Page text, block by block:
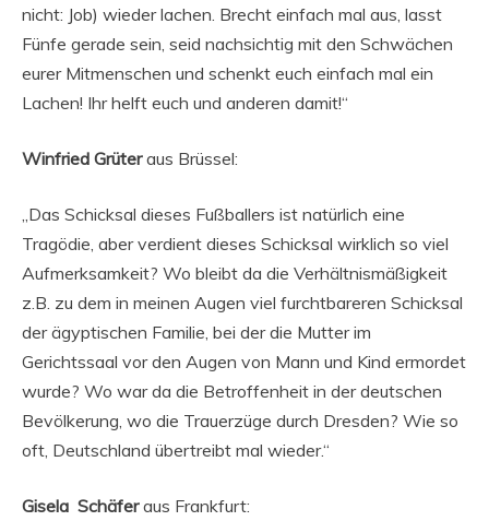
nicht: Job) wieder lachen. Brecht einfach mal aus, lasst
Fünfe gerade sein, seid nachsichtig mit den Schwächen
eurer Mitmenschen und schenkt euch einfach mal ein
Lachen! Ihr helft euch und anderen damit!“
Winfried Grüteraus Brüssel:
„Das Schicksal dieses Fußballers ist natürlich eine
Tragödie, aber verdient dieses Schicksal wirklich so viel
Aufmerksamkeit? Wo bleibt da die Verhältnismäßigkeit
z.B. zu dem in meinen Augen viel furchtbareren Schicksal
der ägyptischen Familie, bei der die Mutter im
Gerichtssaal vor den Augen von Mann und Kind ermordet
wurde? Wo war da die Betroffenheit in der deutschen
Bevölkerung, wo die Trauerzüge durch Dresden? Wie so
oft, Deutschland übertreibt mal wieder.“
Gisela Schäferaus Frankfurt: